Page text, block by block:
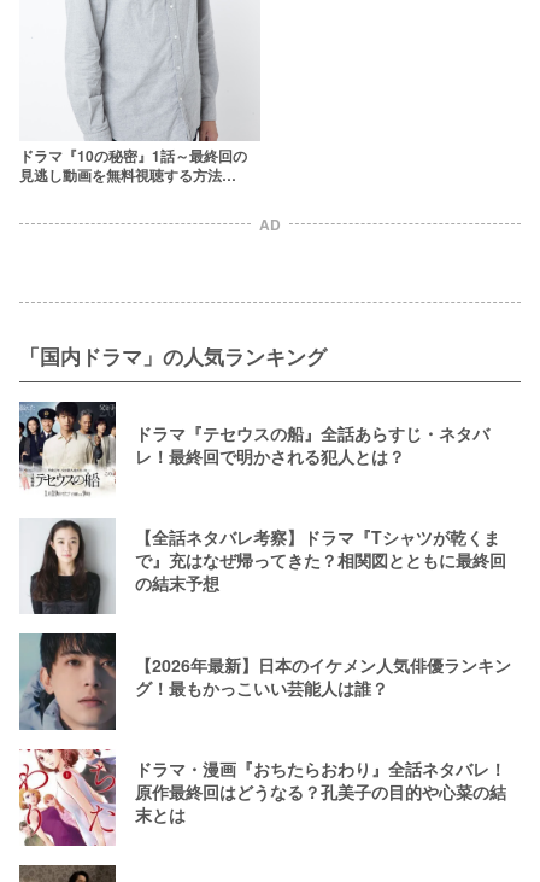
ドラマ『10の秘密』1話～最終回の
見逃し動画を無料視聴する方法
AD
「国内ドラマ」の人気ランキング
ドラマ『テセウスの船』全話あらすじ・ネタバ
レ！最終回で明かされる犯人とは？
【全話ネタバレ考察】ドラマ『Tシャツが乾くま
で』充はなぜ帰ってきた？相関図とともに最終回
の結末予想
【2026年最新】日本のイケメン人気俳優ランキン
グ！最もかっこいい芸能人は誰？
ドラマ・漫画『おちたらおわり』全話ネタバレ！
原作最終回はどうなる？孔美子の目的や心菜の結
末とは